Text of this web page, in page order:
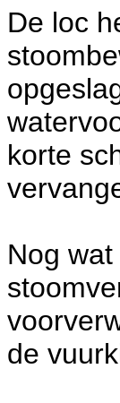
De loc
korte
Nog
de